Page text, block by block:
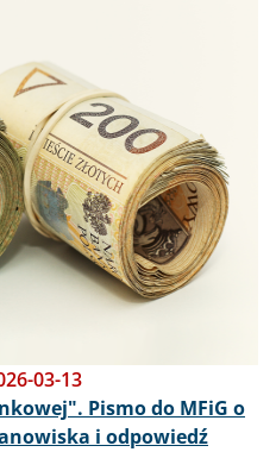
03-13
Pismo do MFiG o
i odpowiedź